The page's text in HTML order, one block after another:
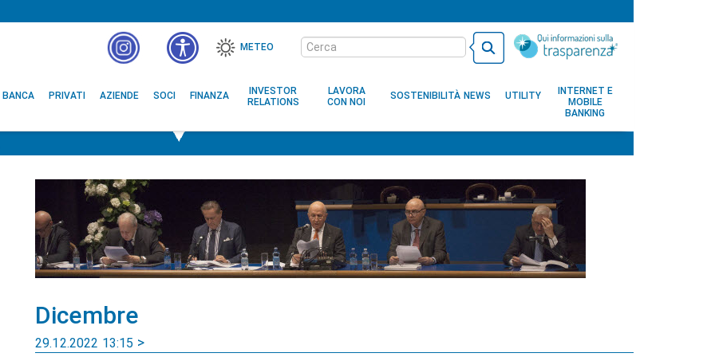
METEO
Cerca
nel
sito
BANCA PRIVATI AZIENDE SOCI FINANZA
INVESTOR
RELATIONS
LAVORA
CON NOI
SOSTENIBILITÀ NEWS UTILITY
INTERNET E
MOBILE
BANKING
Dicembre
29.12.2022 13:15